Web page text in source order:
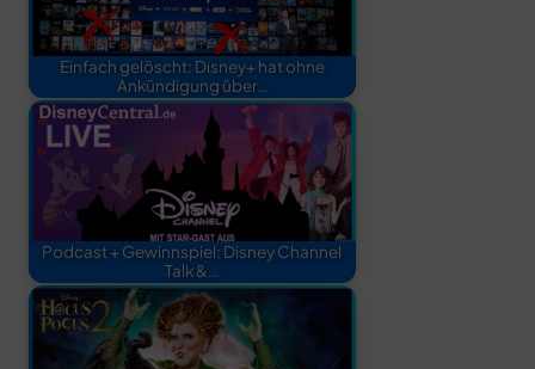
Einfach gelöscht: Disney+ hat ohne
Ankündigung über…
Podcast + Gewinnspiel: Disney Channel
Talk &…